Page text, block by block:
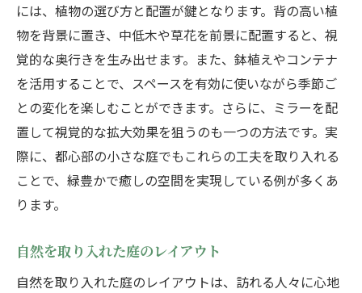
には、植物の選び方と配置が鍵となります。背の高い植
物を背景に置き、中低木や草花を前景に配置すると、視
覚的な奥行きを生み出せます。また、鉢植えやコンテナ
を活用することで、スペースを有効に使いながら季節ご
との変化を楽しむことができます。さらに、ミラーを配
置して視覚的な拡大効果を狙うのも一つの方法です。実
際に、都心部の小さな庭でもこれらの工夫を取り入れる
ことで、緑豊かで癒しの空間を実現している例が多くあ
ります。
自然を取り入れた庭のレイアウト
自然を取り入れた庭のレイアウトは、訪れる人々に心地